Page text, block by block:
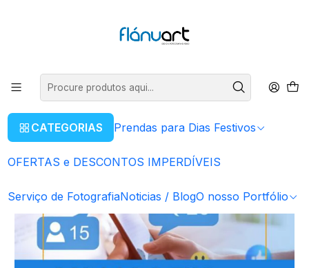
CATEGORIAS Prendas para Dias Festivos
OFERTAS e DESCONTOS IMPERDÍVEIS
Serviço de FotografiaNoticias / BlogO nosso Portfólio
Marketing Digital Gestão de Redes Sociais